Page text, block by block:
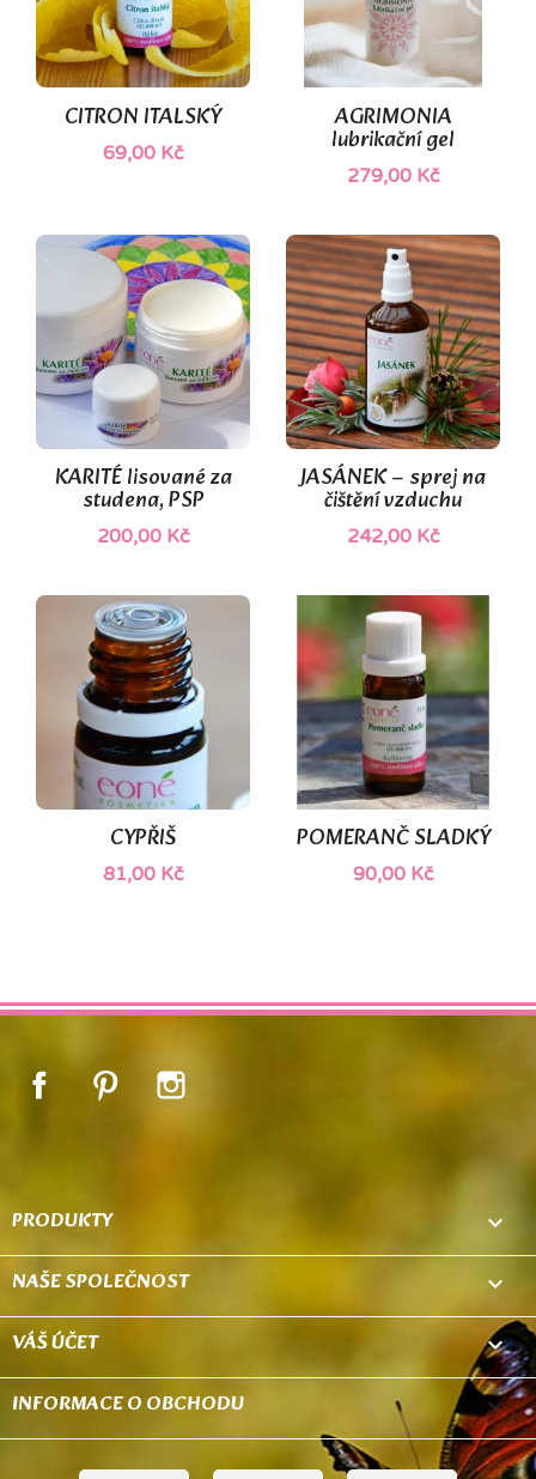
CITRON ITALSKÝ
69,00 Kč
AGRIMONIA
lubrikační gel
279,00 Kč
KARITÉ lisované za
studena, PSP
200,00 Kč
JASÁNEK – sprej na
čištění vzduchu
242,00 Kč
(1)
CYPŘIŠ
81,00 Kč
POMERANČ SLADKÝ
90,00 Kč
(1)
FacebookPinterest
PRODUKTY 
NAŠE SPOLEČNOST 
VÁŠ ÚČET 
INFORMACE O OBCHODU keyboard_arrow_down